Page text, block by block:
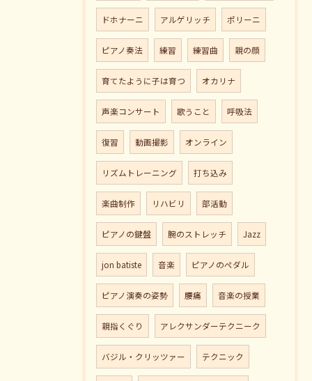
ドホナーニ アルゲリッチ ポリーニ
ピアノ奏法 練習 練習曲 親の顔
育てたように子は育つ オカリナ
声楽コンサート 歌うこと 呼吸法
復習 動画撮影 オンライン
リズムトレーニング 打ち込み
楽曲制作 リハビリ 部活動
ピアノの鍵盤 腕のストレッチ Jazz
jon batiste 音楽 ピアノのペダル
ピアノ演奏の姿勢 腰痛 音楽の授業
親指くぐり アレクサンダーテクニーク
バジル・クリッツァー テクニック